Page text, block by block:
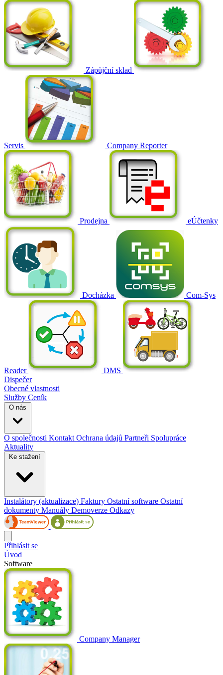
Zápůjční sklad
Servis Company Reporter
Prodejna eÚčtenky
Docházka Com-Sys
Reader
DMS
Dispečer
Obecné vlastnosti
Služby Ceník
O nás
O společnosti Kontakt Ochrana údajů Partneři Spolupráce
Aktuality
Ke stažení
Instalátory (aktualizace) Faktury Ostatní software Ostatní
dokumenty Manuály Demoverze Odkazy
Přihlásit se
Úvod
Software
Company Manager